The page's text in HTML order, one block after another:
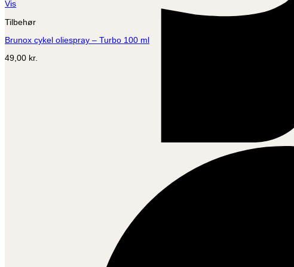
Vis
Tilbehør
Brunox cykel oliespray – Turbo 100 ml
49,00 kr.